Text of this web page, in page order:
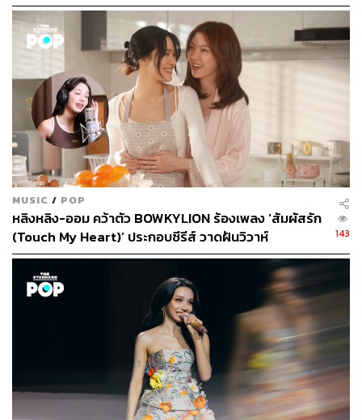
ติดตามข่าวสารต่างๆ ของ Bowkylion ได้ที่
www.facebook.com/bowkylion
www.facebook.com/whattheduckmusic
TAGS: BOWKYLION โบกี้-พิชญ์สินี วีระสุทธิมาศ
MUSIC / POP
หลิงหลิง-ออม คว้าตัว BOWKYLION ร้องเพลง ‘สัมผัสรัก
(Touch My Heart)’ ประกอบซีรีส์ วาดฝันวิวาห์
143